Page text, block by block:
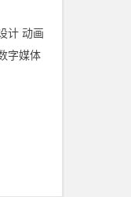
计 动画
字媒体